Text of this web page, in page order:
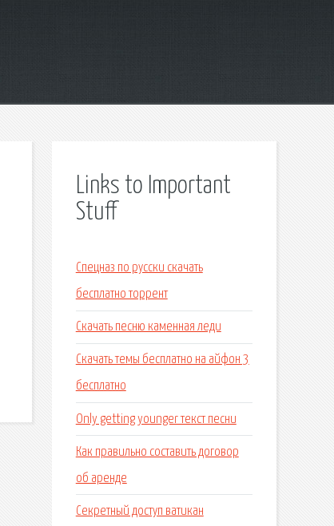
Links to Important
Stuff
Спецназ по русски скачать
бесплатно торрент
Скачать песню каменная леди
Скачать темы бесплатно на айфон 3
бесплатно
Only getting younger текст песни
Как правильно составить договор
об аренде
Секретный доступ ватикан